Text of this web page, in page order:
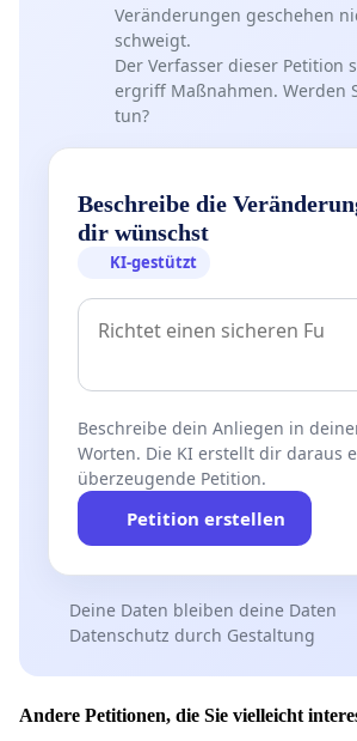
Veränderungen geschehen
schweigt.
Der Verfasser dieser Petition
ergriff Maßnahmen. Werden
tun?
Beschreibe die
dir wünschst
KI-gestützt
Beschreibe dein Anliegen in
Worten. Die KI erstellt dir daraus
überzeugende Petition.
Petition erstellen
Deine Daten bleiben deine Daten
Datenschutz durch Gestaltung
Andere Petitionen, die Sie vielleicht